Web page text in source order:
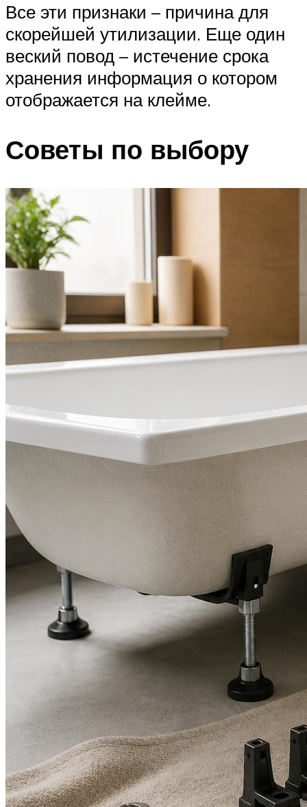
Все эти признаки – причина для
скорейшей утилизации. Еще один
веский повод – истечение срока
хранения информация о котором
отображается на клейме.
Советы по выбору